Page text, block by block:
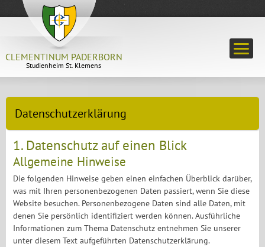
CLEMENTINUM PADERBORN
Studienheim St. Klemens
Datenschutz­erklärung
1. Datenschutz auf einen Blick
Allgemeine Hinweise
Die folgenden Hinweise geben einen einfachen Überblick darüber,
was mit Ihren personenbezogenen Daten passiert, wenn Sie diese
Website besuchen. Personenbezogene Daten sind alle Daten, mit
denen Sie persönlich identifiziert werden können. Ausführliche
Informationen zum Thema Datenschutz entnehmen Sie unserer
unter diesem Text aufgeführten Datenschutzerklärung.